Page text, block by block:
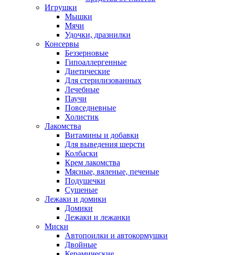
Игрушки
Мышки
Мячи
Удочки, дразнилки
Консервы
Беззерновые
Гипоаллергенные
Диетические
Для стерилизованных
Лечебные
Паучи
Повседневные
Холистик
Лакомства
Витамины и добавки
Для выведения шерсти
Колбаски
Крем лакомства
Мясные, вяленые, печеные
Подушечки
Сушеные
Лежаки и домики
Домики
Лежаки и лежанки
Миски
Автопоилки и автокормушки
Двойные